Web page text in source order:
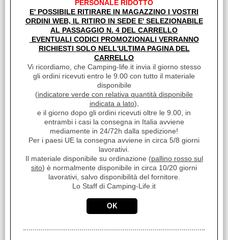
Tutto ok e molto soddisfatto
I clienti che hanno acquistato questo prodotto,
hanno scelto anche questi articoli
TASCA IN TESSUTO PACK
ORGANIZER S 07512-01-
€ 34,10 Sconto 2.9%
€33,10
Iva inclusa
PERSONALE RIDOTTO
E' POSSIBILE RITIRARE IN MAGAZZINO I VOSTRI
ORDINI WEB, IL RITIRO IN SEDE E' SELEZIONABILE
AL PASSAGGIO N. 4 DEL CARRELLO
EVENTUALI CODICI PROMOZIONALI VERRANNO
RICHIESTI SOLO NELL'ULTIMA PAGINA DEL
CARRELLO
Vi ricordiamo, che Camping-life.it invia il giorno stesso
gli ordini ricevuti entro le 9.00 con tutto il materiale
disponibile
(indicatore verde con relativa quantità disponibile
indicata a lato),
e il giorno dopo gli ordini ricevuti oltre le 9.00, in
entrambi i casi la consegna in Italia avviene
mediamente in 24/72h dalla spedizione!
Per i paesi UE la consegna avviene in circa 5/8 giorni
lavorativi.
Il materiale disponibile su ordinazione (pallino rosso sul
sito) è normalmente disponibile in circa 10/20 giorni
lavorativi, salvo disponibilità del fornitore.
Lo Staff di Camping-Life.it